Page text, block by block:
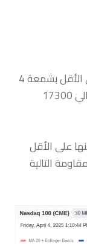
كسر الدعم 17700 والثبات أدنى منه على الأقل بشمعة 4
أعلى منها على الأقل
التالية